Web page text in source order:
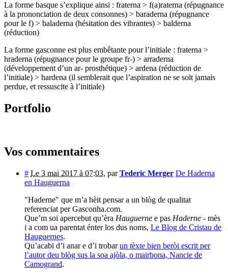
La forme basque s’explique ainsi : fraterna > f(a)raterna (répugnance
à la prononciation de deux consonnes) > baraderna (répugnance
pour le f) > baladerna (hésitation des vibrantes) > balderna
(réduction)
La forme gasconne est plus embêtante pour l’initiale : fraterna >
hraderna (répugnance pour le groupe fr-) > arraderna
(développement d’un ar- prosthétique) > ardena (réduction de
l’initiale) > hardena (il semblerait que l’aspiration ne se soit jamais
perdue, et ressuscite à l’initiale)
Portfolio
Vos commentaires
# Le 3 mai 2017 à 07:03, parTederic Merger De Haderna
en Hauguerna
"Haderne" que m’a hèit pensar a un blòg de qualitat
referenciat per Gasconha.com.
Que’m soi apercebut qu’èra Hauguerne e pas Haderne - mès
i a com ua parentat énter los dus noms, Le Blog de Cristau de
Hauguernes.
Qu’acabi d’i anar e d’i trobarun tèxte bien beròi escrit per
l’autor deu blòg sus la soa ajòla, o mairbona, Nancie de
Camogrand.